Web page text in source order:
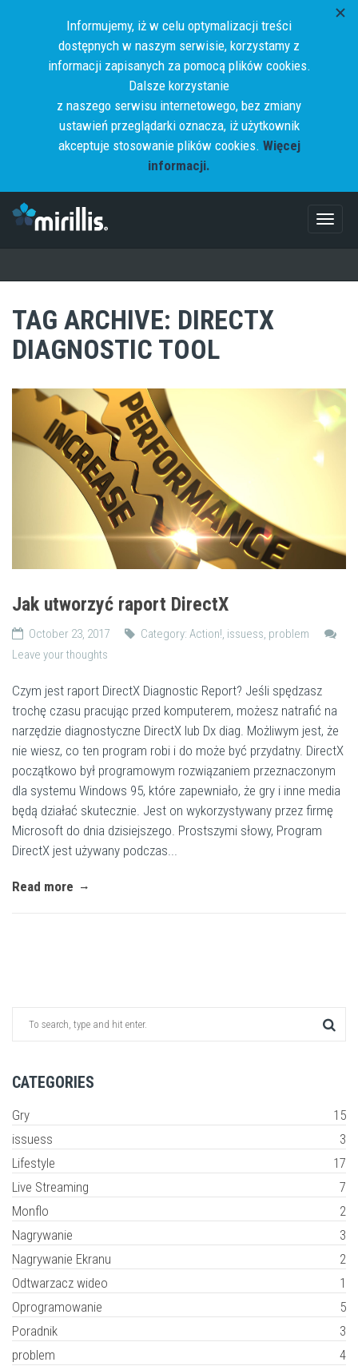
Informujemy, iż w celu optymalizacji treści
dostępnych w naszym serwisie, korzystamy z
informacji zapisanych za pomocą plików cookies.
Dalsze korzystanie
z naszego serwisu internetowego, bez zmiany
ustawień przeglądarki oznacza, iż użytkownik
akceptuje stosowanie plików cookies. Więcej
informacji.
TAG ARCHIVE: DIRECTX
DIAGNOSTIC TOOL
Jak utworzyć raport DirectX
October 23, 2017 Category: Action!, issuess, problem
Leave your thoughts
Czym jest raport DirectX Diagnostic Report? Jeśli spędzasz
trochę czasu pracując przed komputerem, możesz natrafić na
narzędzie diagnostyczne DirectX lub Dx diag. Możliwym jest, że
nie wiesz, co ten program robi i do może być przydatny. DirectX
początkowo był programowym rozwiązaniem przeznaczonym
dla systemu Windows 95, które zapewniało, że gry i inne media
będą działać skutecznie. Jest on wykorzystywany przez firmę
Microsoft do dnia dzisiejszego. Prostszymi słowy, Program
DirectX jest używany podczas...
Read more
CATEGORIES
Gry
15
issuess
3
Lifestyle
17
Live Streaming
7
Monflo
2
Nagrywanie
3
Nagrywanie Ekranu
2
Odtwarzacz wideo
1
Oprogramowanie
5
Poradnik
3
problem
4